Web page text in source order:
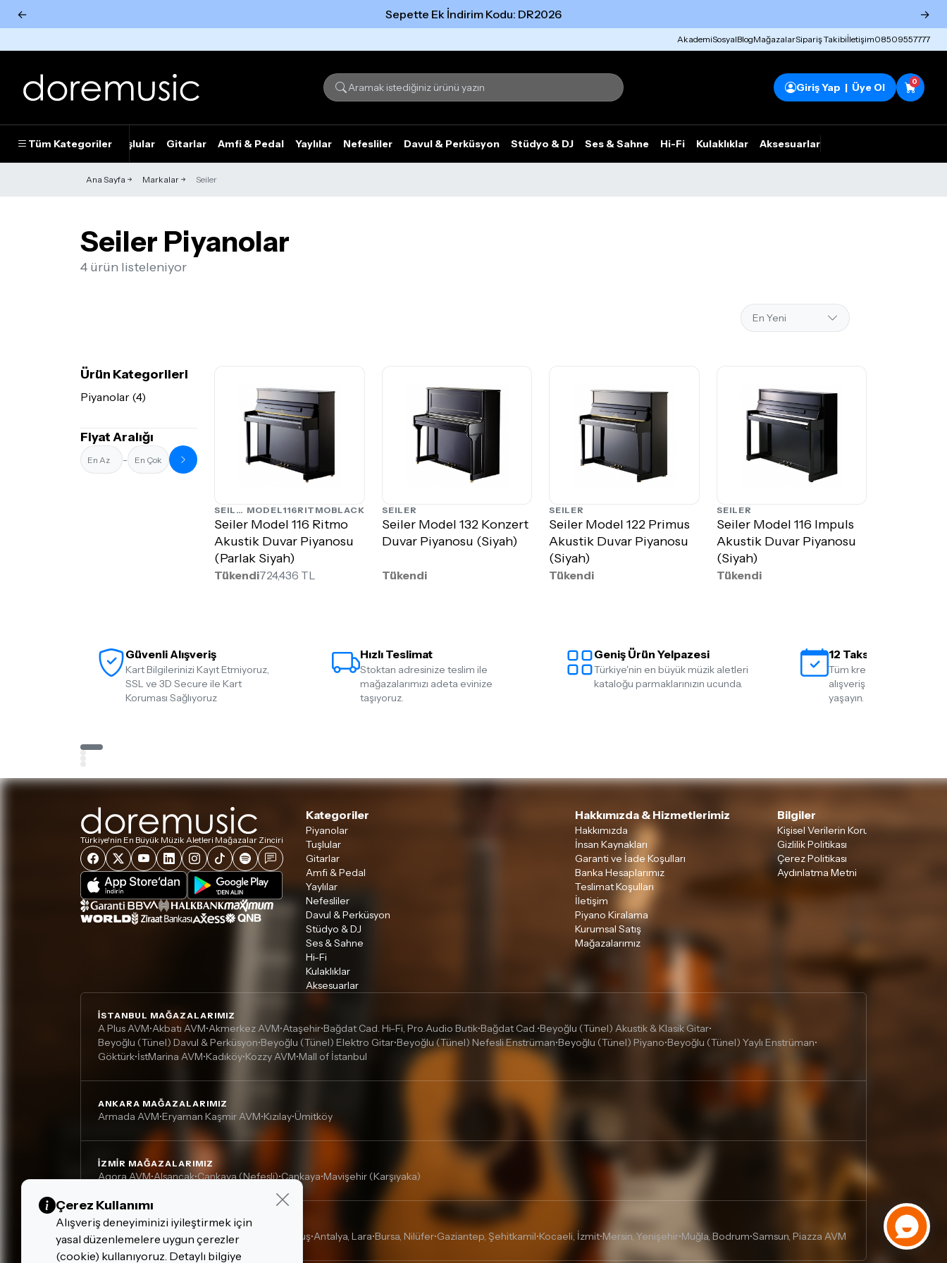
← Sepette Ek İndirim Kodu: DR2026 →
AkademiSosyalBlogMağazalarSipariş Takibiİletişim08509557777
Giriş Yap | Üye Ol 0
Tüm Kategoriler
Piyanolar Tuşlular Gitarlar Amfi & Pedal Yaylılar Nefesliler Davul & Perküsyon Stüdyo & DJ Ses & Sahne Hi-Fi Kulaklıklar Aksesuarlar
Ana Sayfa Markalar Seiler
Seiler Piyanolar
4 ürün listeleniyor
Ürün Kategorileri
Piyanolar (4)
Fiyat Aralığı
-
SEILER MODEL116RITMOBLACK
Seiler Model 116 Ritmo
Akustik Duvar Piyanosu
(Parlak Siyah)
Tükendi724,436 TL
SEILER
Seiler Model 132 Konzert
Duvar Piyanosu (Siyah)
Tükendi
SEILER
Seiler Model 122 Primus
Akustik Duvar Piyanosu
(Siyah)
Tükendi
SEILER
Seiler Model 116 Impuls
Akustik Duvar Piyanosu
(Siyah)
Tükendi
Güvenli Alışveriş
Kart Bilgilerinizi Kayıt Etmiyoruz,
SSL ve 3D Secure ile Kart
Koruması Sağlıyoruz
Hızlı Teslimat
Stoktan adresinize teslim ile
mağazalarımızı adeta evinize
taşıyoruz.
Geniş Ürün Yelpazesi
Türkiye'nin en büyük müzik aletleri
kataloğu parmaklarınızın ucunda.
12 Taksit İmkanı
Tüm kredi kartlarına 12
alışveriş yapmanın
yaşayın.
Türkiye'nin En Büyük Müzik Aletleri Mağazalar Zinciri
Kategoriler
Piyanolar
Tuşlular
Gitarlar
Amfi & Pedal
Yaylılar
Nefesliler
Davul & Perküsyon
Stüdyo & DJ
Ses & Sahne
Hi-Fi
Kulaklıklar
Aksesuarlar
Hakkımızda & Hizmetlerimiz
Hakkımızda
İnsan Kaynakları
Garanti ve İade Koşulları
Banka Hesaplarımız
Teslimat Koşulları
İletişim
Piyano Kiralama
Kurumsal Satış
Mağazalarımız
Bilgiler
Kişisel Verilerin Korunması
Gizlilik Politikası
Çerez Politikası
Aydınlatma Metni
İSTANBUL MAĞAZALARIMIZ
A Plus AVM•Akbatı AVM•Akmerkez AVM•Ataşehir•Bağdat Cad. Hi-Fi, Pro Audio Butik•Bağdat Cad.•Beyoğlu (Tünel) Akustik & Klasik Gitar•
Beyoğlu (Tünel) Davul & Perküsyon•Beyoğlu (Tünel) Elektro Gitar•Beyoğlu (Tünel) Nefesli Enstrüman•Beyoğlu (Tünel) Piyano•Beyoğlu (Tünel) Yaylı Enstrüman•
Göktürk•İstMarina AVM•Kadıköy•Kozzy AVM•Mall of İstanbul
ANKARA MAĞAZALARIMIZ
Armada AVM•Eryaman Kaşmir AVM•Kızılay•Ümitköy
İZMIR MAĞAZALARIMIZ
Agora AVM•Alsancak•Çankaya (Nefesli)•Çankaya•Mavişehir (Karşıyaka)
DIĞER MAĞAZALARIMIZ
Adana, Çukurova - Turgut Özal• Adana, Kurtuluş•Antalya, Lara•Bursa, Nilüfer•Gaziantep, Şehitkamil•Kocaeli, İzmit•Mersin, Yenişehir•Muğla, Bodrum•Samsun, Piazza AVM
Tümünü Gör Tümünü gör
Çerez Kullanımı
Alışveriş deneyiminizi iyileştirmek için
yasal düzenlemelere uygun çerezler
(cookie) kullanıyoruz. Detaylı bilgiye